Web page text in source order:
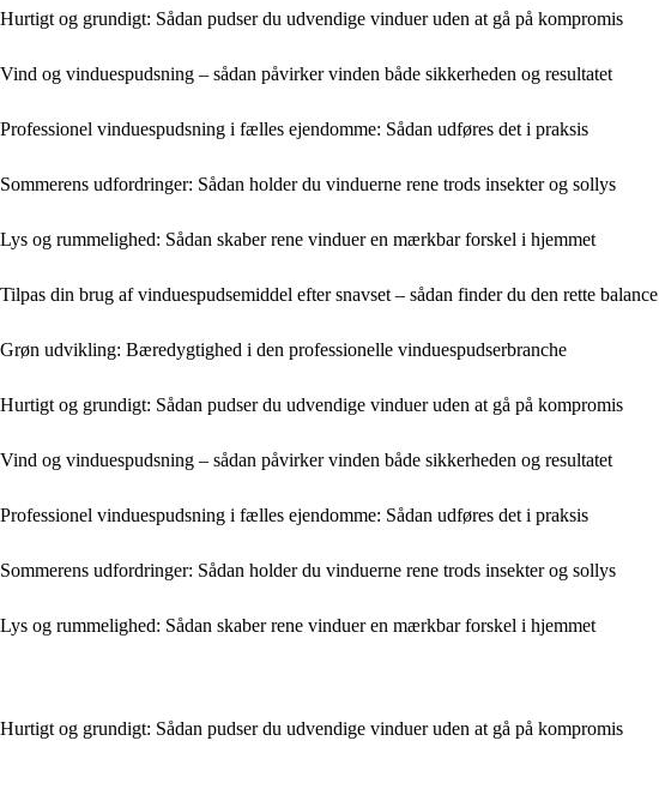
Hurtigt og grundigt: Sådan pudser du udvendige vinduer uden at gå på kompromis
Vind og vinduespudsning – sådan påvirker vinden både sikkerheden og resultatet
Professionel vinduespudsning i fælles ejendomme: Sådan udføres det i praksis
Sommerens udfordringer: Sådan holder du vinduerne rene trods insekter og sollys
Lys og rummelighed: Sådan skaber rene vinduer en mærkbar forskel i hjemmet
Tilpas din brug af vinduespudsemiddel efter snavset – sådan finder du den rette balance
Grøn udvikling: Bæredygtighed i den professionelle vinduespudserbranche
Hurtigt og grundigt: Sådan pudser du udvendige vinduer uden at gå på kompromis
Vind og vinduespudsning – sådan påvirker vinden både sikkerheden og resultatet
Professionel vinduespudsning i fælles ejendomme: Sådan udføres det i praksis
Sommerens udfordringer: Sådan holder du vinduerne rene trods insekter og sollys
Lys og rummelighed: Sådan skaber rene vinduer en mærkbar forskel i hjemmet
Hurtigt og grundigt: Sådan pudser du udvendige vinduer uden at gå på kompromis